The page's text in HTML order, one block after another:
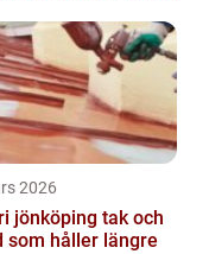
2026
tak och
som håller längre